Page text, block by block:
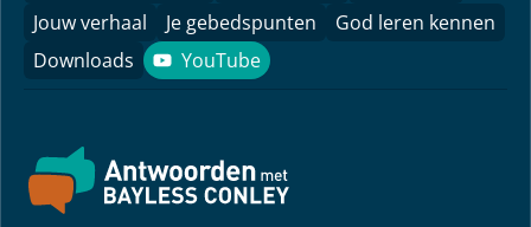
Jouw verhaal
Je gebedspunten
God leren kennen
Downloads
YouTube
YouTube